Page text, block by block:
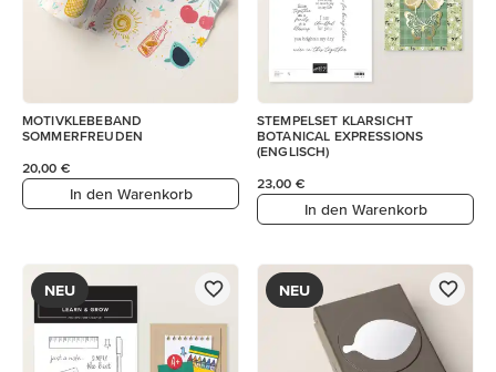
MOTIVKLEBEBAND
SOMMERFREUDEN
20,00 €
In den Warenkorb
STEMPELSET KLARSICHT
BOTANICAL EXPRESSIONS
(ENGLISCH)
23,00 €
In den Warenkorb
NEU NEU